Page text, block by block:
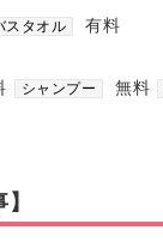
スタオル 有料
シャンプー 無料